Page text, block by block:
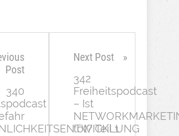
Post
340
Next Post
342
Freiheitspodcast
– Ist
tot? Teil 1